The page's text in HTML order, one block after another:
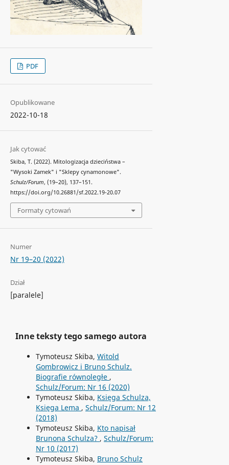
PDF
Opublikowane
2022-10-18
Jak cytować
Skiba, T. (2022). Mitologizacja dzieciństwa –
"Wysoki Zamek" i "Sklepy cynamonowe".
Schulz/Forum, (19–20), 137–151.
https://doi.org/10.26881/sf.2022.19-20.07
Formaty cytowań
Numer
Nr 19–20 (2022)
Dział
[paralele]
Inne teksty tego samego autora
Tymoteusz Skiba, Witold
Gombrowicz i Bruno Schulz.
Biografie równoległe ,
Schulz/Forum: Nr 16 (2020)
Tymoteusz Skiba, Księga Schulza,
Księga Lema , Schulz/Forum: Nr 12
(2018)
Tymoteusz Skiba, Kto napisał
Brunona Schulza? , Schulz/Forum:
Nr 10 (2017)
Tymoteusz Skiba, Bruno Schulz